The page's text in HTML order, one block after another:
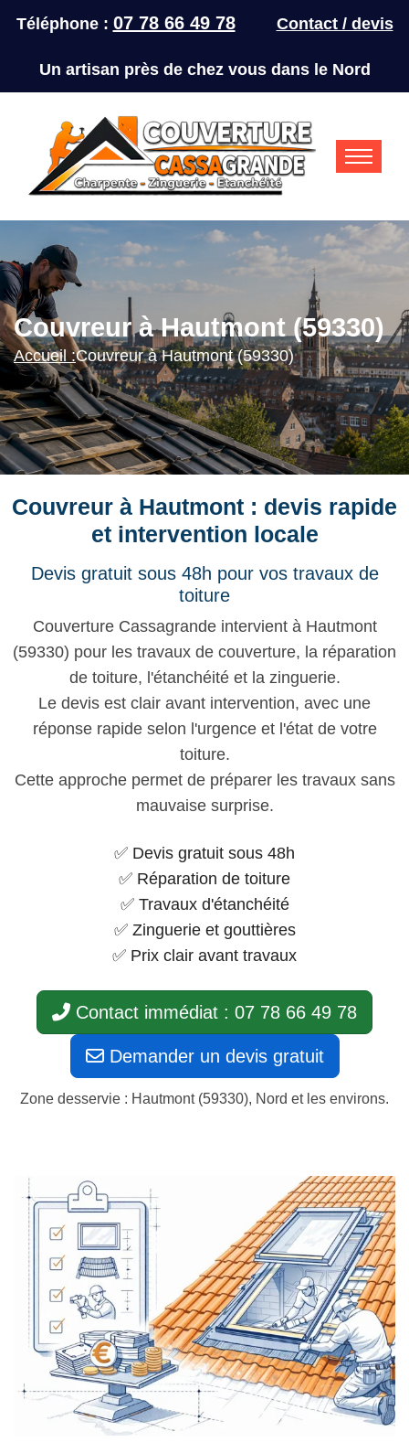
Téléphone : 07 78 66 49 78 Contact / devis
Un artisan près de chez vous dans le Nord
Couvreur à Hautmont (59330)
Accueil :Couvreur à Hautmont (59330)
Couvreur à Hautmont : devis rapide
et intervention locale
Devis gratuit sous 48h pour vos travaux de
toiture
Couverture Cassagrande intervient à Hautmont
(59330) pour les travaux de couverture, la réparation
de toiture, l'étanchéité et la zinguerie.
Le devis est clair avant intervention, avec une
réponse rapide selon l'urgence et l'état de votre
toiture.
Cette approche permet de préparer les travaux sans
mauvaise surprise.
✅ Devis gratuit sous 48h
✅ Réparation de toiture
✅ Travaux d'étanchéité
✅ Zinguerie et gouttières
✅ Prix clair avant travaux
Contact immédiat : 07 78 66 49 78
Demander un devis gratuit
Zone desservie : Hautmont (59330), Nord et les environs.